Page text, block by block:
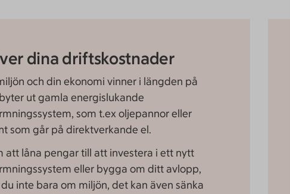
dina driftskostnader
och din ekonomi vinner i längden på
ut gamla energislukande
som t.ex oljepannor eller
som går på direktverkande el.
att låna pengar till att investera i ett nytt
eller bygga om ditt avlopp,
inte bara om miljön, det kan även sänka